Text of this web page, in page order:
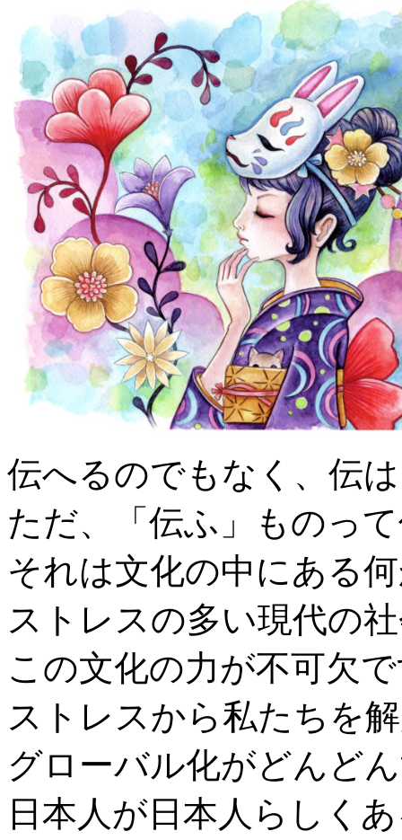
伝へるのでもなく、伝
ただ、「伝ふ」ものっ
それは文化の中にある
ストレスの多い現代の
この文化の力が不可欠
ストレスから私たちを
グローバル化がどんど
日本人が日本人らしく